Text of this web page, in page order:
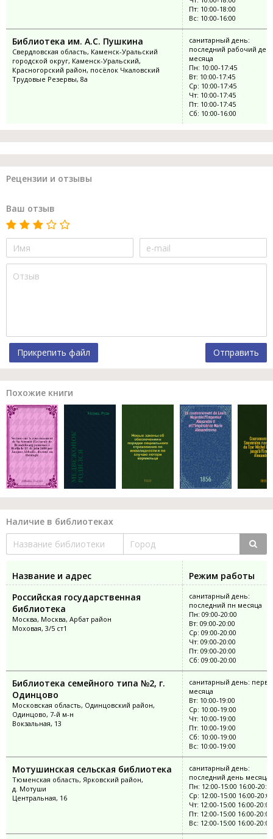
Пт: 10:00-18:00
Вс: 10:00-16:00
Библиотека им. А.С. Пушкина
Свердловская область, Каменск-Уральский
городской округ, Каменск-Уральский,
Красногорский район, посёлок Чкаловский
Трудовые Резервы, 8а
санитарный день:
последний рабочий
месяца
Пн: 10:00-17:45
Вт: 10:00-17:45
Ср: 10:00-17:45
Чт: 10:00-17:45
Пт: 10:00-17:45
Сб: 10:00-16:00
Рецензии и отзывы
Ваш отзыв
Прикрепить файл Отправить
Похожие книги
Наличие в библиотеках
Название и адрес
Режим работы
Российская государственная
библиотека
Москва, Москва, Арбат район
Моховая, 3/5 ст1
санитарный день:
последний пн месяца
Пн: 09:00-20:00
Вт: 09:00-20:00
Ср: 09:00-20:00
Чт: 09:00-20:00
Пт: 09:00-20:00
Сб: 09:00-20:00
Библиотека семейного типа №2, г.
Одинцово
Московская область, Одинцовский район,
Одинцово, 7-й м-н
Вокзальная, 13
санитарный день:
месяца
Вт: 10:00-19:00
Ср: 10:00-19:00
Чт: 10:00-19:00
Пт: 10:00-19:00
Сб: 10:00-19:00
Вс: 10:00-19:00
Мотушинская сельская библиотека
Тюменская область, Ярковский район,
д. Мотуши
Центральная, 16
санитарный день:
последний день месяца
Пн: 12:00-15:00 16:00-
Ср: 12:00-15:00 16:00-20:00
Чт: 12:00-15:00 16:00-20:00
Пт: 12:00-15:00 16:00-20:00
Вс: 12:00-15:00 16:00-20:00